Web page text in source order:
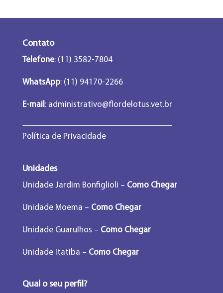
Contato
Telefone: (11) 3582-7804
WhatsApp: (11) 94170-2266
E-mail :administrativo@flordelotus.vet.br
Política de Privacidade
Unidades
Unidade Jardim Bonfiglioli – Como Chegar
Unidade Moema – Como Chegar
Unidade Guarulhos – Como Chegar
Unidade Itatiba – Como Chegar
Qual o seu perfil?